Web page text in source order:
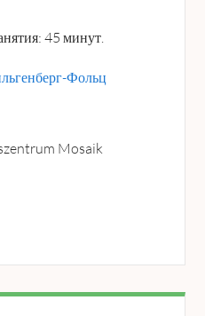
45 минут.
Фольц
Mosaik